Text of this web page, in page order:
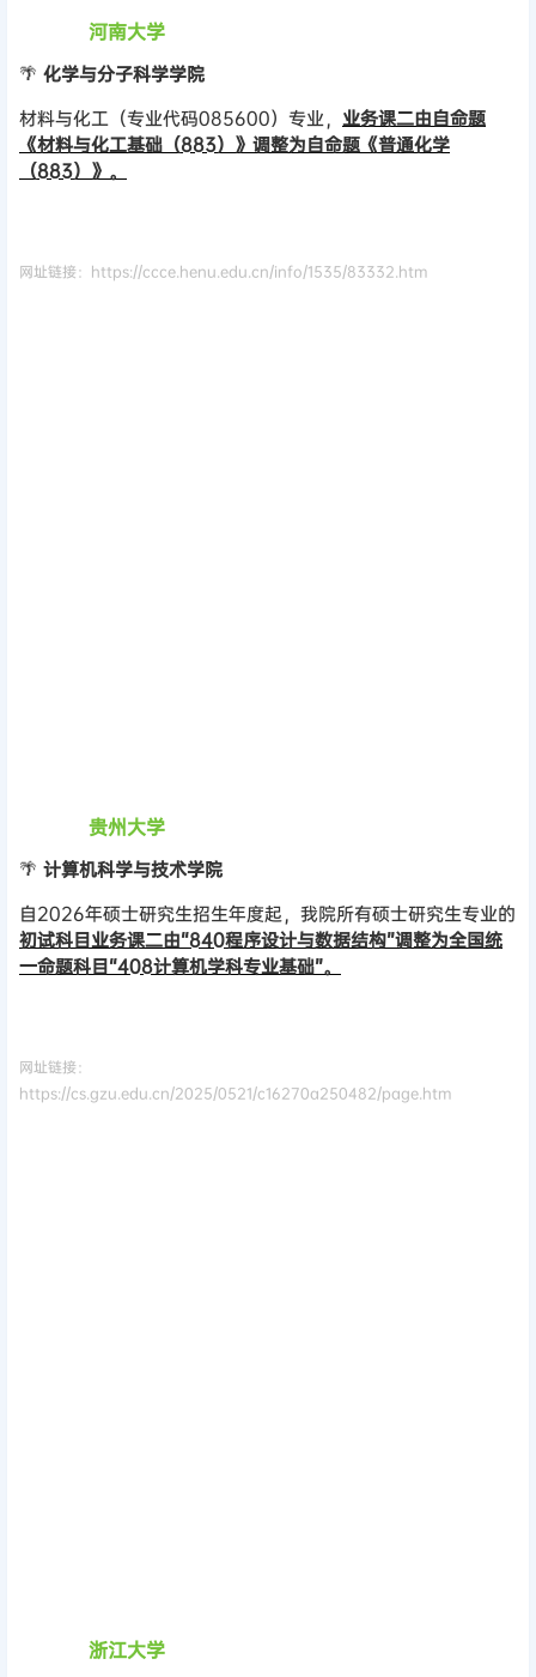
河南大学
🌴 化学与分子科学学院
材料与化工（专业代码085600）专业， 业务课二由自命题
《材料与化工基础（883）》调整为自命题《普通化学
（883）》。
网址链接：https://ccce.henu.edu.cn/info/1535/83332.htm
贵州大学
🌴 计算机科学与技术学院
自2026年硕士研究生招生年度起，我院所有硕士研究生专业的
初试科目业务课二由“840程序设计与数据结构”调整为全国统
一命题科目“408计算机学科专业基础”。
网址链接：
https://cs.gzu.edu.cn/2025/0521/c16270a250482/page.htm
浙江大学